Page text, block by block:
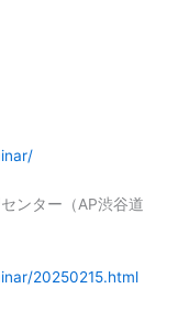
ンター（AP渋谷道
20250215.html